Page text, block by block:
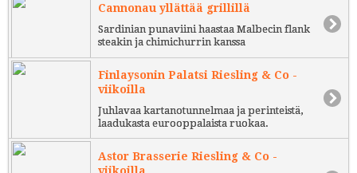
Cannonau yllättää grillillä
Sardinian punaviini haastaa Malbecin flank
steakin ja chimichurrin kanssa
Finlaysonin Palatsi Riesling & Co -
viikoilla
Juhlavaa kartanotunnelmaa ja perinteistä,
laadukasta eurooppalaista ruokaa.
Astor Brasserie Riesling & Co -